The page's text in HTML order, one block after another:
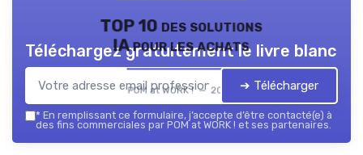
TOP 10 des solutions
IA pour les achats
POM at WORK ! — 2026
Téléchargez gratuitement le livre blanc
➔ Télécharger
* En remplissant ce formulaire, j’accepte d’être contacté(e) à
des fins commerciales par POM at WORK ! et ses partenaires.